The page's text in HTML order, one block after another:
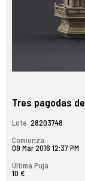
Tres pagodas
Lote. 28203748
Comienza.
09 Mar 2016 12:37 PM
Última Puja.
10 €